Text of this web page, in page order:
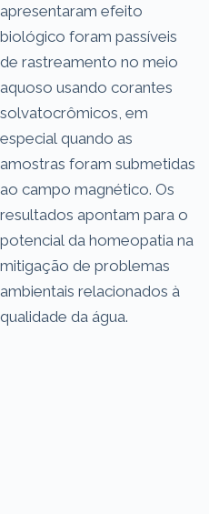
apresentaram efeito
biológico foram passíveis
de rastreamento no meio
aquoso usando corantes
solvatocrômicos, em
especial quando as
amostras foram submetidas
ao campo magnético. Os
resultados apontam para o
potencial da homeopatia na
mitigação de problemas
ambientais relacionados à
qualidade da água.